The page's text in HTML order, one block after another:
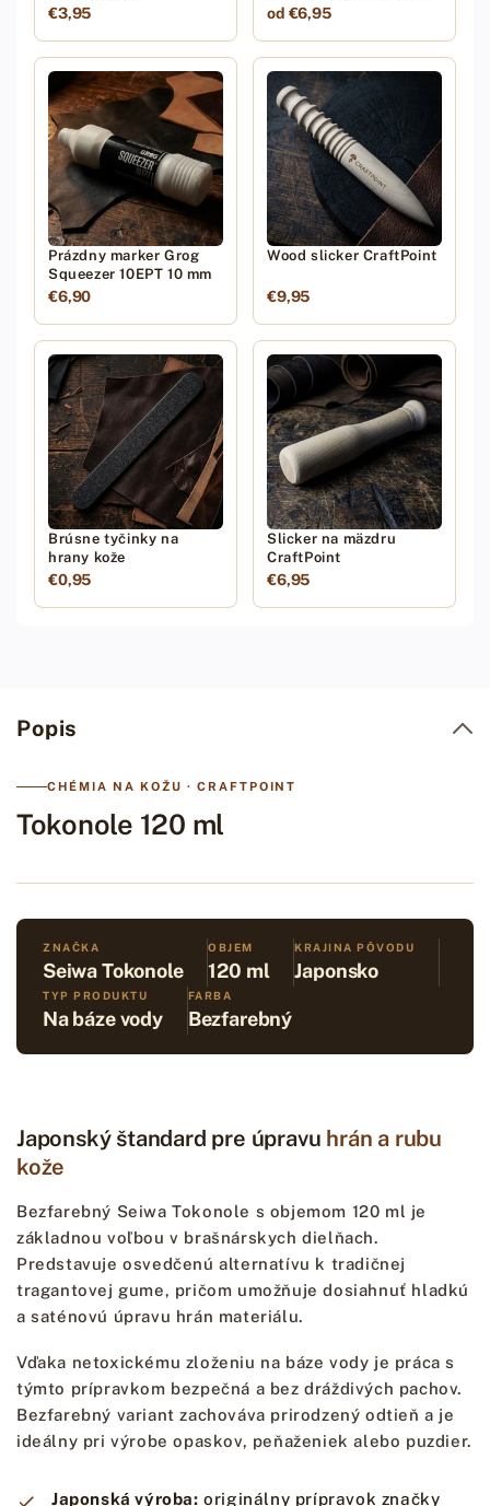
€3,95 od €6,95
Prázdny marker Grog
Squeezer 10EPT 10 mm
€6,90
Wood slicker CraftPoint
€9,95
Brúsne tyčinky na
hrany kože
€0,95
Slicker na mäzdru
CraftPoint
€6,95
Popis
CHÉMIA NA KOŽU · CRAFTPOINT
Tokonole 120 ml
ZNAČKA
Seiwa Tokonole
OBJEM
120 ml
KRAJINA PÔVODU
Japonsko
TYP PRODUKTU
Na báze vody
FARBA
Bezfarebný
Japonský štandard pre úpravu hrán a rubu
kože
Bezfarebný Seiwa Tokonole s objemom 120 ml je
základnou voľbou v brašnárskych dielňach.
Predstavuje osvedčenú alternatívu k tradičnej
tragantovej gume, pričom umožňuje dosiahnuť hladkú
a saténovú úpravu hrán materiálu.
Vďaka netoxickému zloženiu na báze vody je práca s
týmto prípravkom bezpečná a bez dráždivých pachov.
Bezfarebný variant zachováva prirodzený odtieň a je
ideálny pri výrobe opaskov, peňaženiek alebo puzdier.
Japonská výroba: originálny prípravok značky